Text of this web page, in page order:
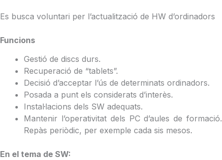
Es busca voluntari per l’actualització de HW d’ordinadors
Funcions
Gestió de discs durs.
Recuperació de “tablets”.
Decisió d’acceptar l’ús de determinats ordinadors.
Posada a punt els considerats d’interès.
Instal·lacions dels SW adequats.
Mantenir l’operativitat dels PC d’aules de formació.
Repàs periòdic, per exemple cada sis mesos.
En el tema de SW: